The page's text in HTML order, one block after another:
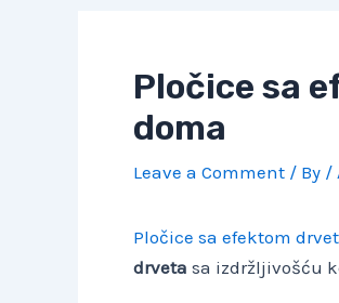
Pločice sa
doma
Leave a Comment / By /
Pločice sa efektom
drveta sa izdržljivošću